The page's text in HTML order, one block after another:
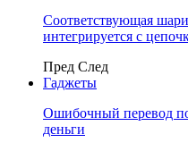
Соответствующая
интегрируется с
Пред След
Гаджеты
Ошибочный перевод
деньги